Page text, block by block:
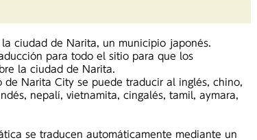
ciudad de Narita, un municipio japonés.
para todo el sitio para que los
la ciudad de Narita.
Narita City se puede traducir al inglés, chino,
nepalí, vietnamita, cingalés, tamil, aymara,
se traducen automáticamente mediante un